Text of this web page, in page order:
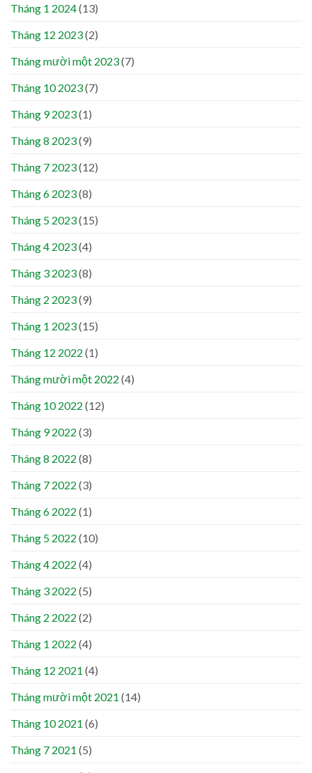
Tháng 1 2024(13)
Tháng 12 2023(2)
Tháng mười một 2023(7)
Tháng 10 2023(7)
Tháng 9 2023(1)
Tháng 8 2023(9)
Tháng 7 2023(12)
Tháng 6 2023(8)
Tháng 5 2023(15)
Tháng 4 2023(4)
Tháng 3 2023(8)
Tháng 2 2023(9)
Tháng 1 2023(15)
Tháng 12 2022 (1)
Tháng mười một 2022 (4)
Tháng 10 2022 (12)
Tháng 9 2022 (3)
Tháng 8 2022 (8)
Tháng 7 2022 (3)
Tháng 6 2022 (1)
Tháng 5 2022 (10)
Tháng 4 2022 (4)
Tháng 3 2022 (5)
Tháng 2 2022 (2)
Tháng 1 2022 (4)
Tháng 12 2021 (4)
Tháng mười một 2021 (14)
Tháng 10 2021 (6)
Tháng 7 2021 (5)